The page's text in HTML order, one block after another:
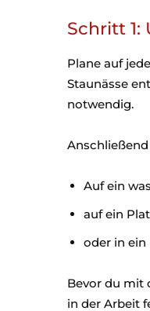
Schritt
Plane auf
Staunässe
notwendig.
Auf ein
auf ein
oder in
Bevor du mit
in der Arbeit